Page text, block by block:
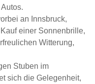
an Innsbruck,
einer Sonnenbrille,
Witterung,
Stuben im
sich die Gelegenheit,